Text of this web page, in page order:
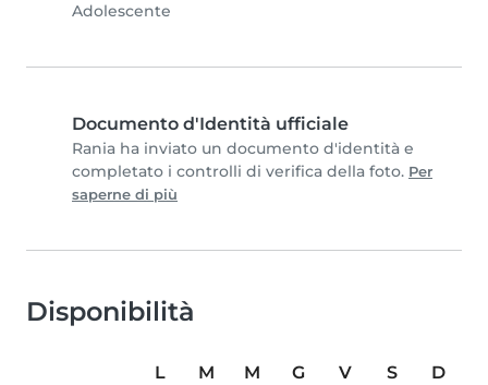
Adolescente
Documento d'Identità ufficiale
Rania ha inviato un documento d'identità e
completato i controlli di verifica della foto. Per
saperne di più
Disponibilità
L M M G V S
D